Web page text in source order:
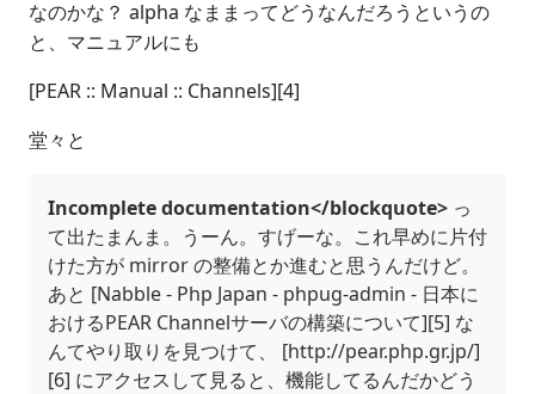
なのかな？ alpha なままってどうなんだろうというの
と、マニュアルにも
[PEAR :: Manual :: Channels][4]
堂々と
Incomplete documentation</blockquote> っ
て出たまんま。うーん。すげーな。これ早めに片付
けた方が mirror の整備とか進むと思うんだけど。
あと [Nabble - Php Japan - phpug-admin - 日本に
おけるPEAR Channelサーバの構築について][5] な
んてやり取りを見つけて、 [http://pear.php.gr.jp/]
[6] にアクセスして見ると、機能してるんだかどう